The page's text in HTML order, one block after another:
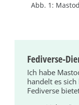
Abb. 1:
Fediverse-
Ich habe
handelt es
Fediverse